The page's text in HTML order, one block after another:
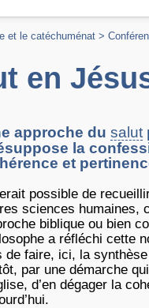
et le catéchuménat >
en
approche du salut
la
et
possible de
sciences humaines,
biblique ou bien
a réfléchi cette
de faire, ici, la
par une démarche
d’en dégager la